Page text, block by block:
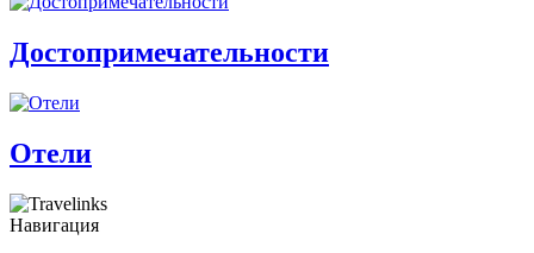
Достопримечательности
Отели
Навигация